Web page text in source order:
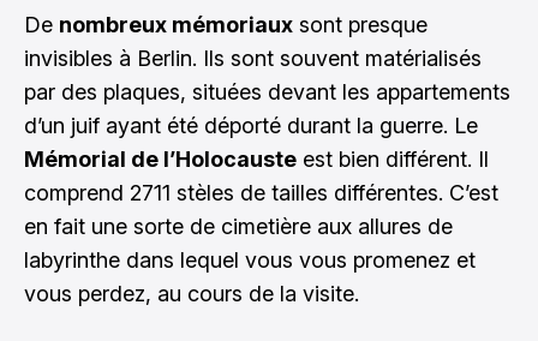
De nombreux mémoriaux sont presque
invisibles à Berlin. Ils sont souvent matérialisés
par des plaques, situées devant les appartements
d’un juif ayant été déporté durant la guerre. Le
Mémorial de l’Holocauste est bien différent. Il
comprend 2711 stèles de tailles différentes. C’est
en fait une sorte de cimetière aux allures de
labyrinthe dans lequel vous vous promenez et
vous perdez, au cours de la visite.